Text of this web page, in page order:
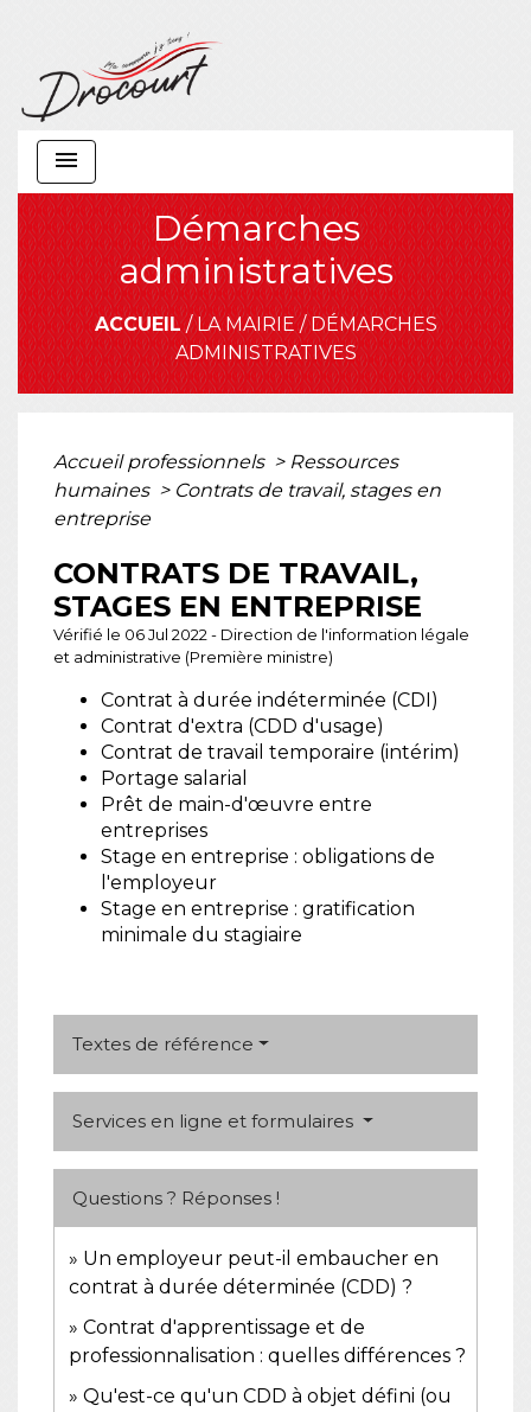
menu
Démarches
administratives
ACCUEIL/LA MAIRIE/DÉMARCHES
ADMINISTRATIVES
Accueil professionnels > Ressources
humaines > Contrats de travail, stages en
entreprise
CONTRATS DE TRAVAIL,
STAGES EN ENTREPRISE
Vérifié le 06 Jul 2022 - Direction de l'information légale
et administrative (Première ministre)
Contrat à durée indéterminée (CDI)
Contrat d'extra (CDD d'usage)
Contrat de travail temporaire (intérim)
Portage salarial
Prêt de main-d'œuvre entre
entreprises
Stage en entreprise : obligations de
l'employeur
Stage en entreprise : gratification
minimale du stagiaire
Textes de référence
Services en ligne et formulaires
Questions ? Réponses !
Un employeur peut-il embaucher en
contrat à durée déterminée (CDD) ?
Contrat d'apprentissage et de
professionnalisation : quelles différences ?
Qu'est-ce qu'un CDD à objet défini (ou